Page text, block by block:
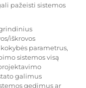
pažeisti sistemos
iškrovos
parametrus,
sistemos visą
galimus
gedimus ar